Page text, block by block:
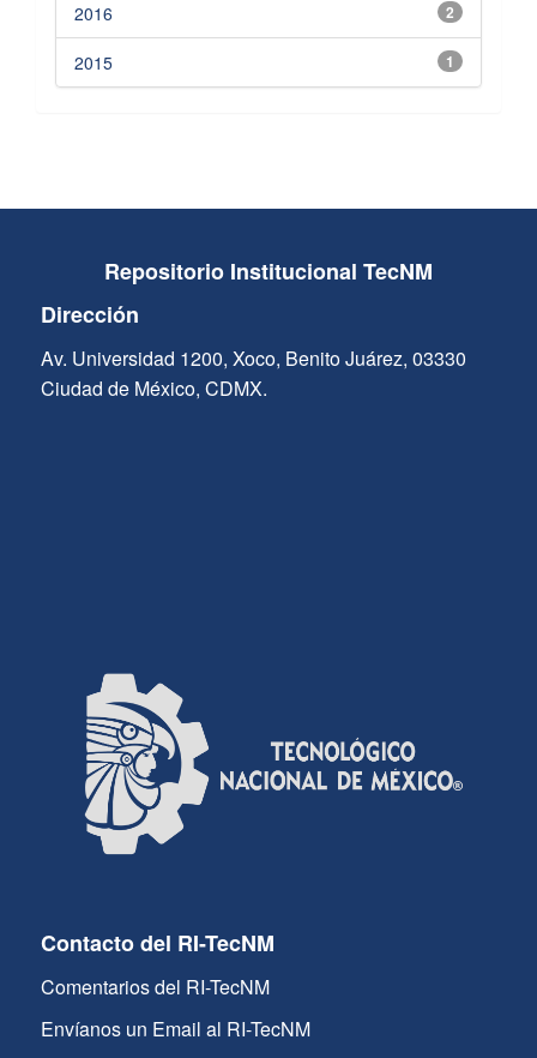
2
2016
1
2015
Repositorio Institucional TecNM
Dirección
Av. Universidad 1200, Xoco, Benito Juárez, 03330
Ciudad de México, CDMX.
Contacto del RI-TecNM
Comentarios del RI-TecNM
Envíanos un Email al RI-TecNM